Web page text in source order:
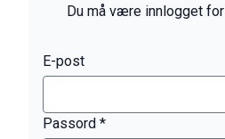
Du må være innlogget
E-post
Passord *